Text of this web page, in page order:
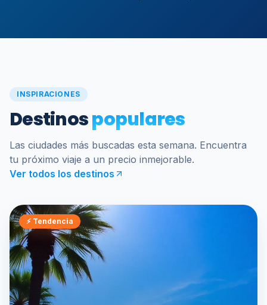
INSPIRACIONES
Destinospopulares
Las ciudades más buscadas esta semana. Encuentra
tu próximo viaje a un precio inmejorable.
Ver todos los destinos
⚡ Tendencia